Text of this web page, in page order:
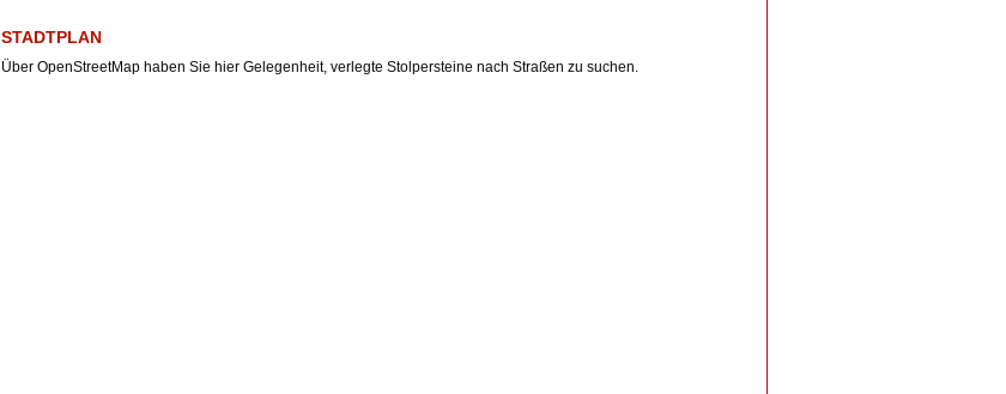
STADTPLAN
Über OpenStreetMap haben Sie hier Gelegenheit, verlegte Stolpersteine nach Straßen zu suchen.